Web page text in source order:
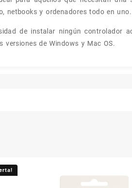
netbooks y ordenadores todo en uno.
de instalar ningún controlador
de Windows y Mac OS.